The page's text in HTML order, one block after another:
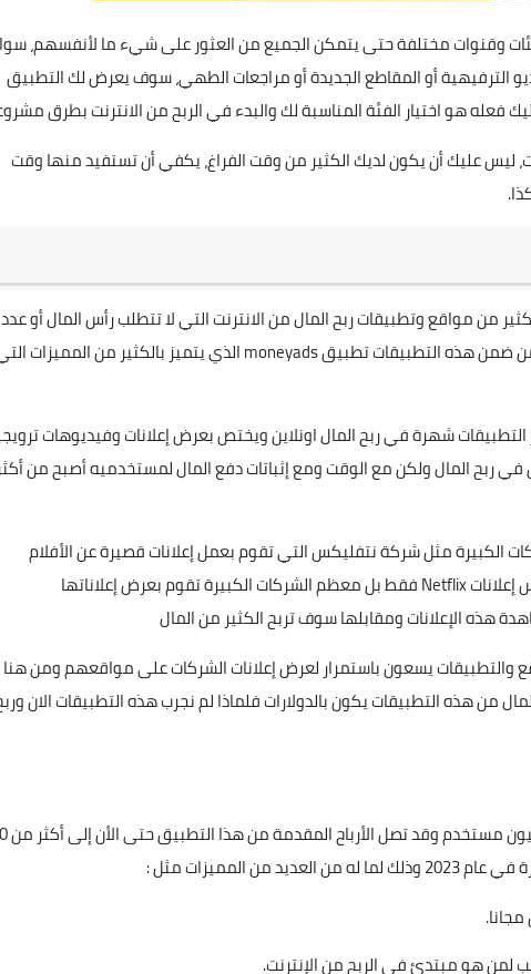
وقنوات مختلفة حتى يتمكن الجميع من العثور على شيء ما لأنفسهم،
الترفيهية أو المقاطع الجديدة أو مراجعات الطهي، سوف يعرض لك التطبيق
فعله هو اختيار الفئة المناسبة لك والبدء في الربح من الانترنت بطرق
ليس عليك أن يكون لديك الكثير من وقت الفراغ، يكفي أن تستفيد منها وقت
من مواقع وتطبيقاتربح المال من الانترنت التي لا تتطلب رأس المال أو عدد
ضمن هذه التطبيقات تطبيقmoneyadsالذي يتميز بالكثير من المميزات
شهرة في ربح المال اونلاين ويختص بعرض إعلانات وفيديوهات
ربح المال ولكن مع الوقت ومع إثباتات دفع المال لمستخدميه أصبح من
الكبيرة مثل شركة نتفليكس التي تقوم بعمل إعلانات قصيرة عن الأفلام
Netflixفقط بل معظم الشركات الكبيرة تقوم بعرض إعلاناتها
هذه الإعلانات ومقابلها سوف تربح الكثير من المال
والتطبيقات يسعون باستمرار لعرض إعلانات الشركات على مواقعهم ومن هنا
من هذه التطبيقات يكون بالدولارات فلماذا لم نجرب هذه التطبيقات الان
إلى أكثر من
المميزات مثل :
لمن هو مبتدئ في الربح من الإنترنت.